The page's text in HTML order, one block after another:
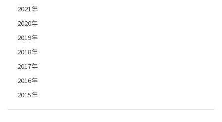
2021年
2020年
2019年
2018年
2017年
2016年
2015年